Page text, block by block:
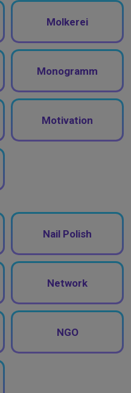
Molkerei
Monogramm
Motivation
Nail Polish
Network
NGO